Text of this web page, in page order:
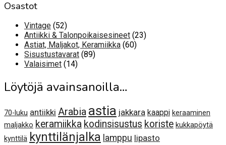
Osastot
Vintage 5252
tuotetta
Antiikki & Talonpoikaisesineet 2323
Astiat, Maljakot, Keramiikka 6060
Sisustustavarat 8989
Valaisimet 1414
Löytöjä avainsanoilla…
70-luku antiikki Arabia astia jakkara kaappi keraaminen
maljakko keramiikka kodinsisustus koriste kukkapöytä
kynttilä kynttilänjalka lamppu lipasto